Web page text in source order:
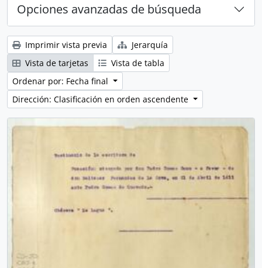
Opciones avanzadas de búsqueda
Imprimir vista previa
Jerarquía
Vista de tarjetas
Vista de tabla
Ordenar por: Fecha final
Dirección: Clasificación en orden ascendente